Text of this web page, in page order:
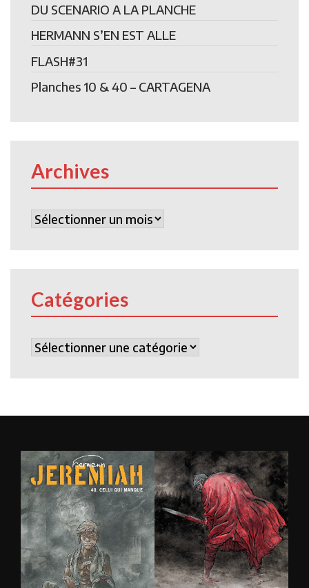
DU SCENARIO A LA PLANCHE
HERMANN S’EN EST ALLE
FLASH#31
Planches 10 & 40 – CARTAGENA
Archives
Archives
Catégories
Catégories